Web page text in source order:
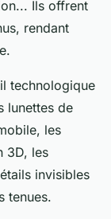
Ils offrent
rendant
technologique
lunettes de
les
3D, les
invisibles
tenues.